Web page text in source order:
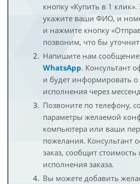
кнопку «Купить в 1 клик».
укажите ваши ФИО, и
и нажмите кнопку
позвоним, что бы
Напишите нам сообщение
WhatsApp. Консультант
и будет информировать о
исполнения через
Позвоните по телефону,
параметры желаемой
компьютера или ваши
пожелания. Консультант
заказ, сообщит стоимость
исполнения заказа.
Вы можете добавить